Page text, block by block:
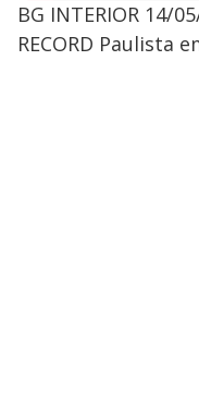
BG INTERIOR 14/
RECORD Paulista